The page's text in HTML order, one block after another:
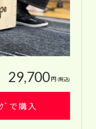
29,700円 (税込)
ﾞで購入